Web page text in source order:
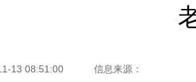
13 08:51:00 信息来源：